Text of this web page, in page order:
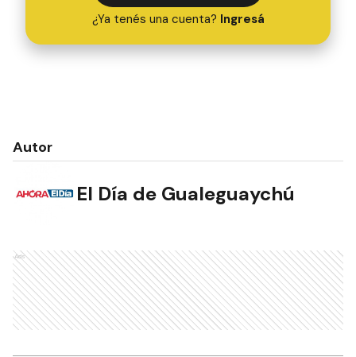
¿Ya tenés una cuenta? Ingresá
Autor
El Día de Gualeguaychú
Ads